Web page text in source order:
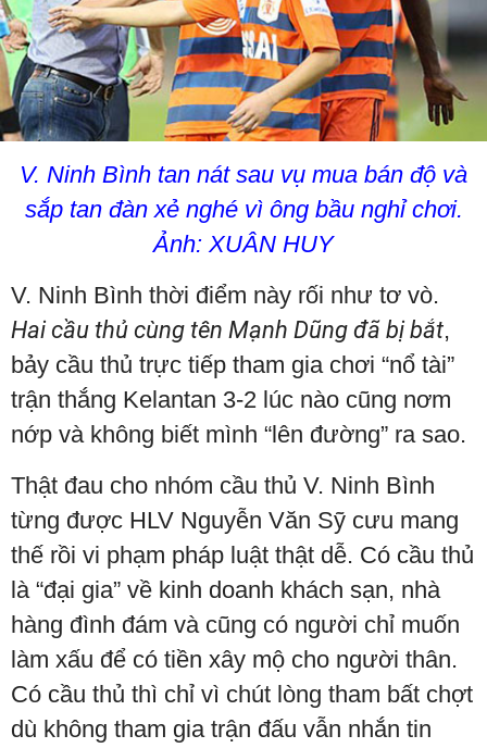
V. Ninh Bình tan nát sau vụ mua bán độ và
sắp tan đàn xẻ nghé vì ông bầu nghỉ chơi.
Ảnh: XUÂN HUY
V. Ninh Bình thời điểm này rối như tơ vò.
Hai cầu thủ cùng tên Mạnh Dũng đã bị bắt,
bảy cầu thủ trực tiếp tham gia chơi “nổ tài”
trận thắng Kelantan 3-2 lúc nào cũng nơm
nớp và không biết mình “lên đường” ra sao.
Thật đau cho nhóm cầu thủ V. Ninh Bình
từng được HLV Nguyễn Văn Sỹ cưu mang
thế rồi vi phạm pháp luật thật dễ. Có cầu thủ
là “đại gia” về kinh doanh khách sạn, nhà
hàng đình đám và cũng có người chỉ muốn
làm xấu để có tiền xây mộ cho người thân.
Có cầu thủ thì chỉ vì chút lòng tham bất chợt
dù không tham gia trận đấu vẫn nhắn tin